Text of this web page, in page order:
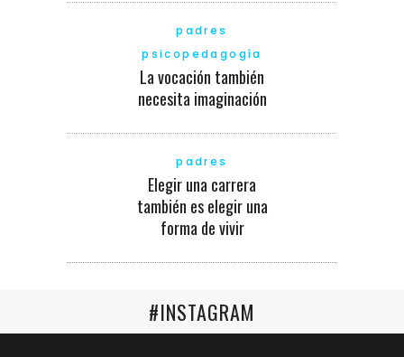
padres
psicopedagogía
La vocación también
necesita imaginación
padres
Elegir una carrera
también es elegir una
forma de vivir
#INSTAGRAM